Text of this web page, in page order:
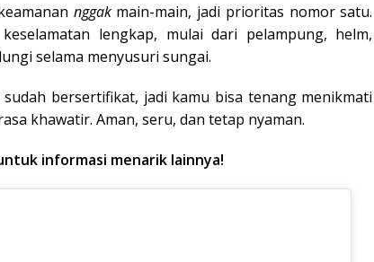
nggakmain-main, jadi prioritas nomor satu.
lengkap, mulai dari pelampung, helm,
selama menyusuri sungai.
bersertifikat, jadi kamu bisa tenang menikmati
khawatir. Aman, seru, dan tetap nyaman.
informasi menarik lainnya!